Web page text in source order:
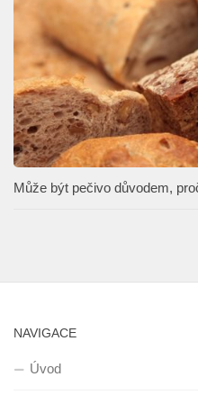
Může být pečivo důvodem,
NAVIGACE
Úvod